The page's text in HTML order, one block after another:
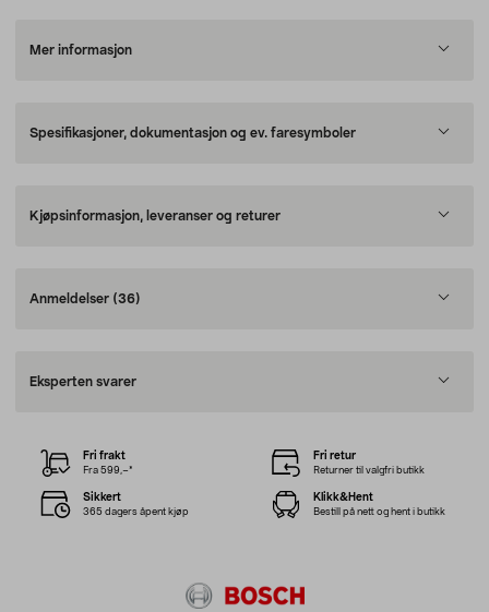
Mer informasjon
Spesifikasjoner, dokumentasjon og ev. faresymboler
Kjøpsinformasjon, leveranser og returer
Anmeldelser (36)
Eksperten svarer
Fri frakt
Fra 599,–*
Fri retur
Returner til valgfri butikk
Sikkert
365 dagers åpent kjøp
Klikk&Hent
Bestill på nett og hent i butikk